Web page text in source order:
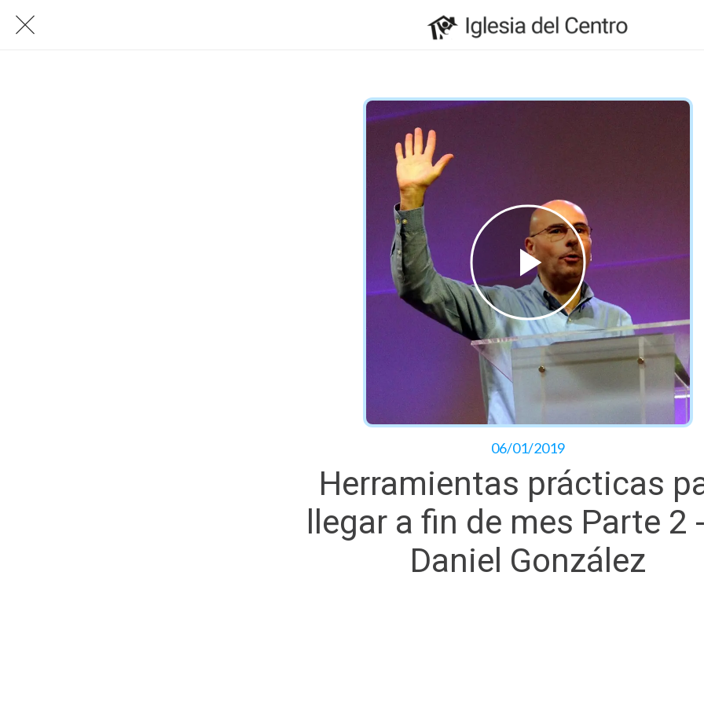
06/01/2019
Herramientas prácticas
llegar a fin de mes Parte 2
Daniel González